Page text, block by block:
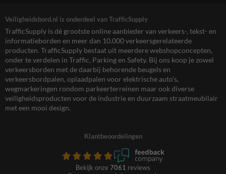
Veiligheidsbord.nl is onderdeel van TrafficSupply
TrafficSupply is dé grootste online aanbieder van verkeers-, tekst- en
informatieborden en meer dan 10.000 verkeersgerelateerde
producten. TrafficSupply bestaat uit meerdere webshopconcepten,
onder te verdelen in Traffic, Parking en Safety. Bij ons koop je zowel
verkeersborden met de daarbij behorende beugels en
verkeersbordpalen, oplaadpalen voor elektrische auto’s,
wegmarkeringen rondom parkeerterreinen maar ook diverse
veiligheidsproducten voor de industrie en duurzaam straatmeubilair
met een mooi design.
Klantbeoordelingen
Bekijk onze 7061 reviews